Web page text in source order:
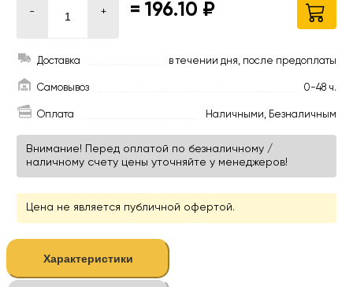
- + = 196.10 ₽
Доставка в течении дня, после предоплаты
Самовывоз 0-48 ч.
Оплата Наличными, Безналичным
Внимание! Перед оплатой по безналичному /
наличному счету цены уточняйте у менеджеров!
Цена не является публичной офертой.
Характеристики